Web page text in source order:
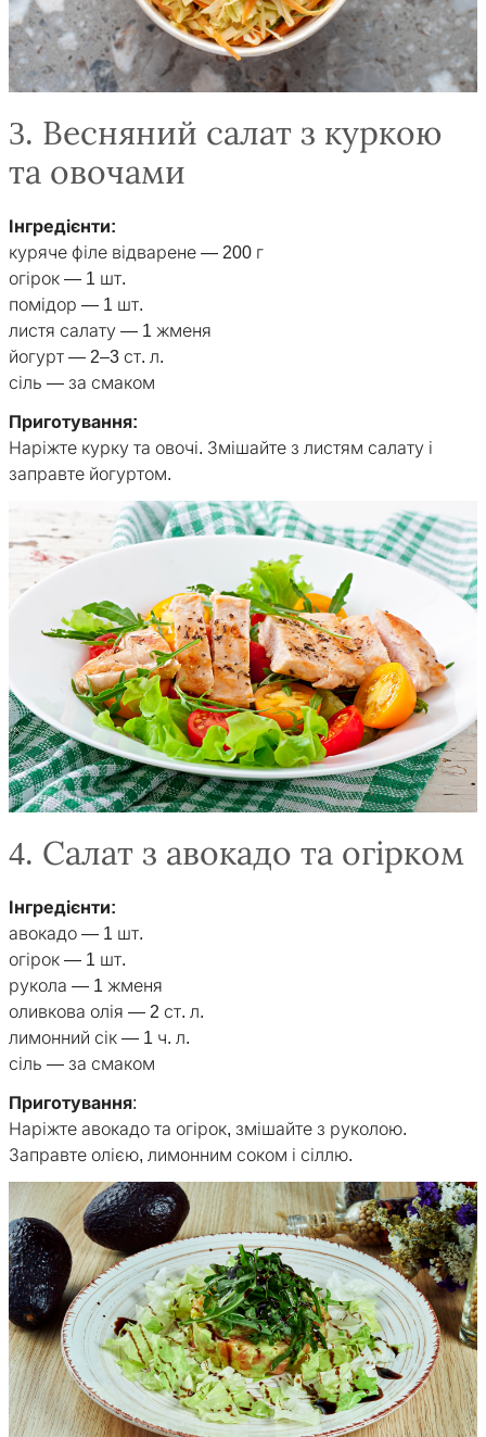
3. Весняний салат з куркою
та овочами
Інгредієнти:
куряче філе відварене — 200 г
огірок — 1 шт.
помідор — 1 шт.
листя салату — 1 жменя
йогурт — 2–3 ст. л.
сіль — за смаком
Приготування:
Наріжте курку та овочі. Змішайте з листям салату і
заправте йогуртом.
4. Салат з авокадо та огірком
Інгредієнти:
авокадо — 1 шт.
огірок — 1 шт.
рукола — 1 жменя
оливкова олія — 2 ст. л.
лимонний сік — 1 ч. л.
сіль — за смаком
Приготування:
Наріжте авокадо та огірок, змішайте з руколою.
Заправте олією, лимонним соком і сіллю.